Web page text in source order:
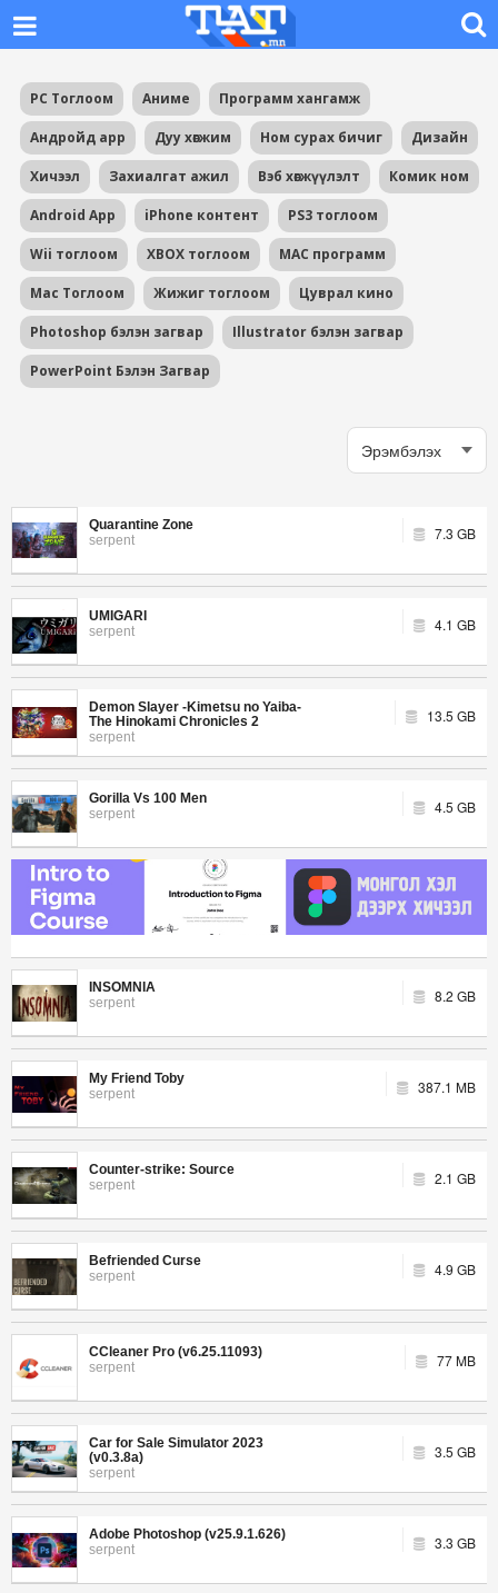
PC Тоглоом Аниме Программ хангамж
Андройд app Дуу хөгжим Ном сурах бичиг Дизайн
Хичээл Захиалгат ажил Вэб хөгжүүлэлт Комик ном
Android App iPhone контент PS3 тоглоом
Wii тоглоом XBOX тоглоом MAC программ
Mac Тоглоом Жижиг тоглоом Цуврал кино
Photoshop бэлэн загвар Illustrator бэлэн загвар
PowerPoint Бэлэн Загвар
Quarantine Zone
serpent
7.3 GB
UMIGARI
serpent
4.1 GB
Demon Slayer -Kimetsu no Yaiba-
The Hinokami Chronicles 2
serpent
13.5 GB
Gorilla Vs 100 Men
serpent
4.5 GB
INSOMNIA
serpent
8.2 GB
My Friend Toby
serpent
387.1 MB
Counter-strike: Source
serpent
2.1 GB
Befriended Curse
serpent
4.9 GB
CCleaner Pro (v6.25.11093)
serpent
77 MB
Car for Sale Simulator 2023
(v0.3.8a)
serpent
3.5 GB
Adobe Photoshop (v25.9.1.626)
serpent
3.3 GB